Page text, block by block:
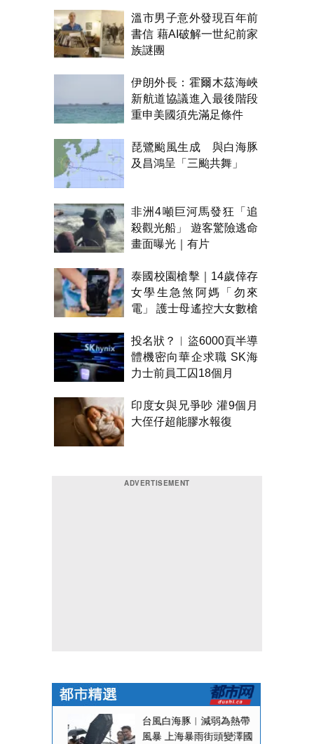
溫市男子意外發現百年前
書信 藉AI破解一世紀前家
族謎團
伊朗外長：霍爾木茲海峽
新航道協議進入最後階段
重申美國須先滿足條件
琵鷺颱風生成 與白海豚
及昌鴻呈「三颱共舞」
非洲4噸巨河馬發狂「追
殺觀光船」 遊客驚險逃命
畫面曝光｜有片
泰國校園槍擊｜14歲倖存
女學生急煞阿媽「勿來
電」 護士母遙控大女數槍
投名狀？︱盜6000頁半導
體機密向華企求職 SK海
力士前員工囚18個月
印度女與兄爭吵 灌9個月
大侄仔超能膠水報復